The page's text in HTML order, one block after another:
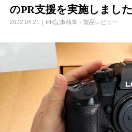
のPR支援を実施しました
2022.04.21 PR記事執筆・製品レビュー